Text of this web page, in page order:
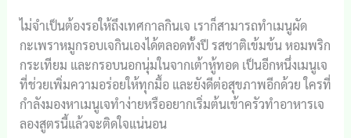
ไม่จำเป็นต้องรอให้ถึงเทศกาลกินเจ เราก็สามารถทำเมนูผัด
กะเพราหมูกรอบเจกินเองได้ตลอดทั้งปี รสชาติเข้มข้น หอมพริก
กระเทียม และกรอบนอกนุ่มในจากเต้าหู้ทอด เป็นอีกหนึ่งเมนูเจ
ที่ช่วยเพิ่มความอร่อยให้ทุกมื้อ และยังดีต่อสุขภาพอีกด้วย ใครที่
กำลังมองหาเมนูเจทำง่ายหรืออยากเริ่มต้นเข้าครัวทำอาหารเจ
ลองสูตรนี้แล้วจะติดใจแน่นอน